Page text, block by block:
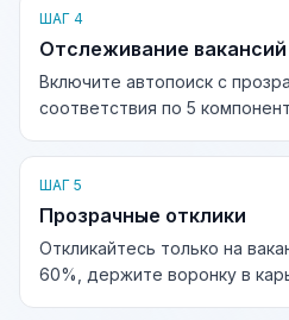
ШАГ 4
Отслеживание вакансий
Включите автопоиск с
соответствия по 5
ШАГ 5
Прозрачные отклики
Откликайтесь только на
60%, держите воронку в